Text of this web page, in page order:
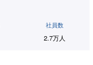
社員数
2.7万人